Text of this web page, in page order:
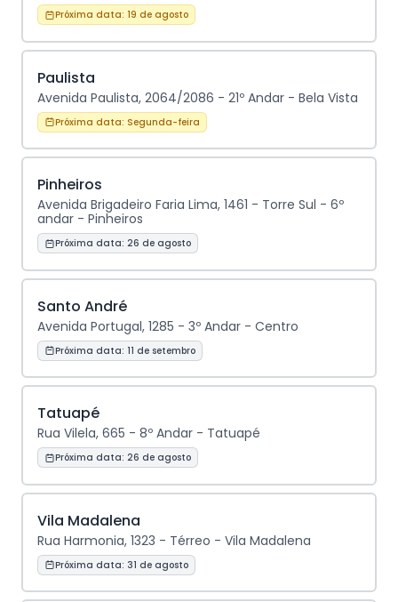
Próxima data: 19 de agosto
Paulista
Avenida Paulista, 2064/2086 - 21º Andar - Bela Vista
Próxima data: Segunda-feira
Pinheiros
Avenida Brigadeiro Faria Lima, 1461 - Torre Sul - 6º
andar - Pinheiros
Próxima data: 26 de agosto
Santo André
Avenida Portugal, 1285 - 3º Andar - Centro
Próxima data: 11 de setembro
Tatuapé
Rua Vilela, 665 - 8º Andar - Tatuapé
Próxima data: 26 de agosto
Vila Madalena
Rua Harmonia, 1323 - Térreo - Vila Madalena
Próxima data: 31 de agosto